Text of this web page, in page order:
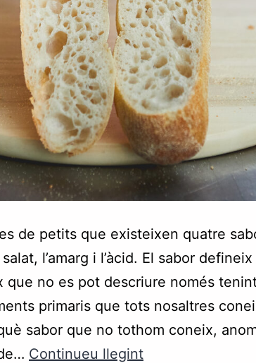
de petits que existeixen quatre
l’amarg i l’àcid. El sabor
que no es pot descriure només
primaris que tots nosaltres
sabor que no tothom coneix,
Continueu llegint